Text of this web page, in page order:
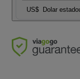
US$ Dolar